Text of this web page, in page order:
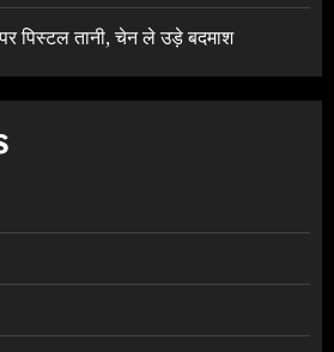
पिस्टल तानी, चेन ले उड़े बदमाश